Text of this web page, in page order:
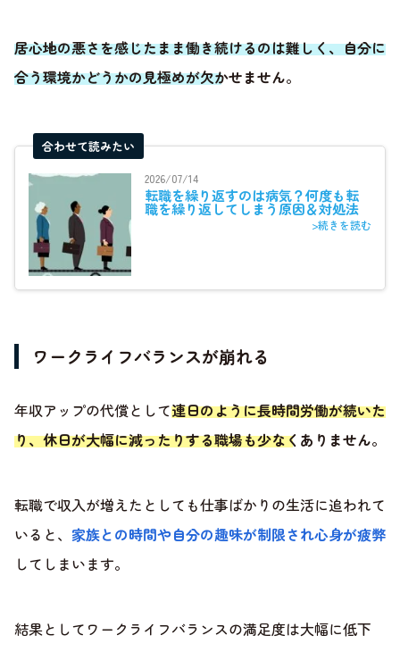
居心地の悪さを感じたまま働き続けるのは難しく、自分に
合う環境かどうかの見極めが欠かせません。
合わせて読みたい
2026/07/14
転職を繰り返すのは病気？何度も転
職を繰り返してしまう原因＆対処法
>続きを読む
ワークライフバランスが崩れる
年収アップの代償として連日のように長時間労働が続いた
り、休日が大幅に減ったりする職場も少なくありません。
転職で収入が増えたとしても仕事ばかりの生活に追われて
いると、 家族との時間や自分の趣味が制限され心身が疲弊
してしまいます。
結果としてワークライフバランスの満足度は大幅に低下